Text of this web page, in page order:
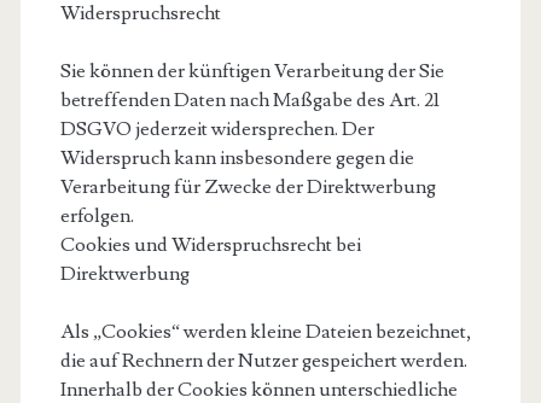
Widerspruchsrecht
Sie können der künftigen Verarbeitung der Sie
betreffenden Daten nach Maßgabe des Art. 21
DSGVO jederzeit widersprechen. Der
Widerspruch kann insbesondere gegen die
Verarbeitung für Zwecke der Direktwerbung
erfolgen.
Cookies und Widerspruchsrecht bei
Direktwerbung
Als „Cookies“ werden kleine Dateien bezeichnet,
die auf Rechnern der Nutzer gespeichert werden.
Innerhalb der Cookies können unterschiedliche